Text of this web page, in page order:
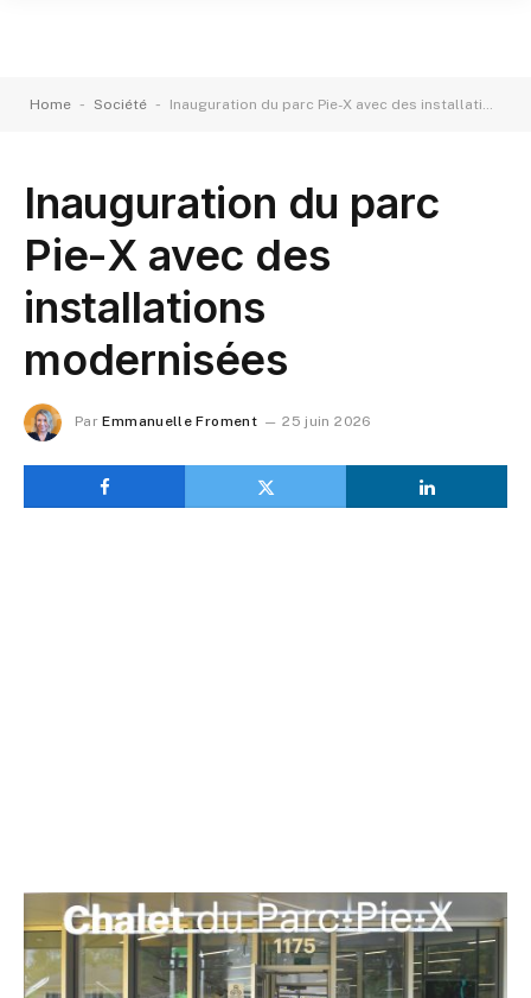
Home - Société - Inauguration du parc Pie-X avec des installations modernisées
Inauguration du parc
Pie-X avec des
installations
modernisées
Par Emmanuelle Froment 25 juin 2026